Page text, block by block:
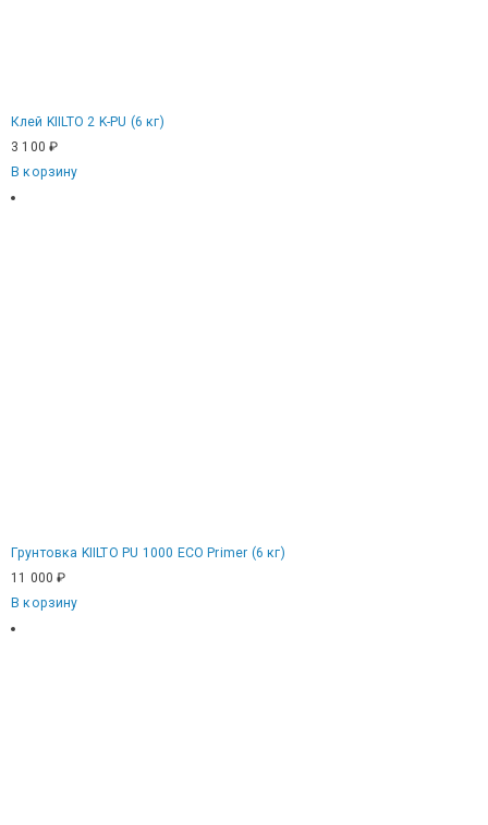
Клей KIILTO 2 K-PU (6 кг)
3 100₽
В корзину
Грунтовка KIILTO PU 1000 ECO Primer (6 кг)
11 000₽
В корзину